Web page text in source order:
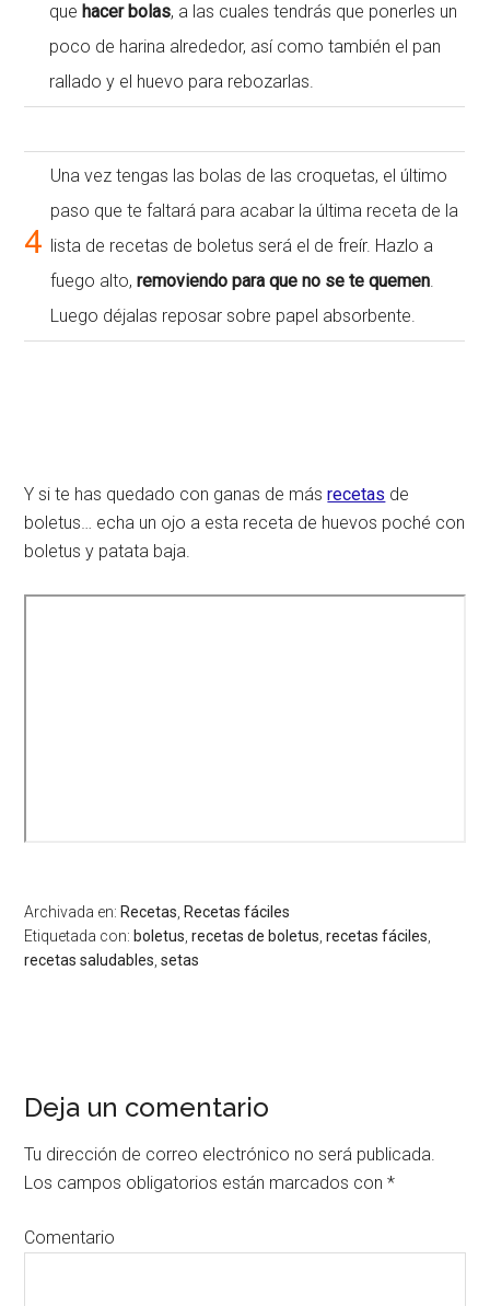
que hacer bolas, a las cuales tendrás que ponerles un
poco de harina alrededor, así como también el pan
rallado y el huevo para rebozarlas.
4
Una vez tengas las bolas de las croquetas, el último
paso que te faltará para acabar la última receta de la
lista de recetas de boletus será el de freír. Hazlo a
fuego alto,removiendo para que no se te quemen.
Luego déjalas reposar sobre papel absorbente.
Y si te has quedado con ganas de másrecetas de
boletus… echa un ojo a esta receta de huevos poché con
boletus y patata baja.
Archivada en: Recetas Recetas fáciles
Etiquetada con: boletus ,recetas de boletus ,recetas fáciles
recetas saludables ,setas
del
lector
Deja un comentario
Tu dirección de correo electrónico no será publicada.
Los campos obligatorios están marcados con*
Comentario